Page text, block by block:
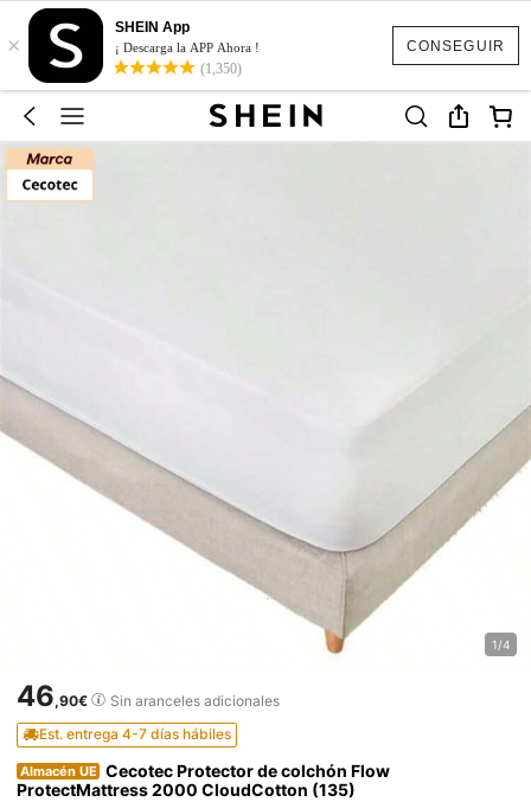
CONSEGUIR
×
SHEIN App
¡ Descarga la APP Ahora !
(1,350)
1/4
46,90€
Sin aranceles adicionales
Est. entrega 4-7 días hábiles
Almacén UE Cecotec Protector de colchón Flow
ProtectMattress 2000 CloudCotton (135)